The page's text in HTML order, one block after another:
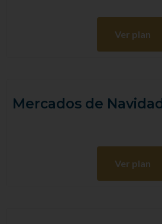
Ver plan
Mercados de Navidad
Ver plan